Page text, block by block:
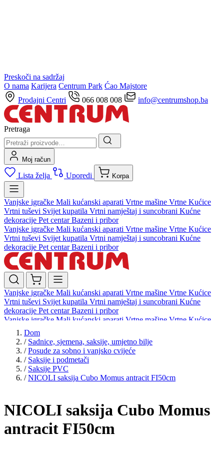
Preskoči na sadržaj
O nama Karijera Centrum Park Ćao Majstore
Prodajni Centri
066 008 008 info@centrumshop.ba
Pretraga
Moj račun
Lista želja Uporedi Korpa
Vanjske igračke Mali kućanski aparati Vrtne mašine Vrtne Kućice
Vrtni tuševi Svijet kupatila Vrtni namještaj i suncobrani Kućne
dekoracije Pet centarBazeni i pribor
Vanjske igračke Mali kućanski aparati Vrtne mašine Vrtne Kućice
Vrtni tuševi Svijet kupatila Vrtni namještaj i suncobrani Kućne
dekoracije Pet centarBazeni i pribor
Vanjske igračke Mali kućanski aparati Vrtne mašine Vrtne Kućice
Vrtni tuševi Svijet kupatila Vrtni namještaj i suncobrani Kućne
dekoracije Pet centarBazeni i pribor
Vanjske igračke Mali kućanski aparati Vrtne mašine Vrtne Kućice
Vrtni tuševi
dekoracijePet centar Bazeni i pribor
Dom
/ Sadnice, sjemena, saksije, umjetno bilje
/ Posude za sobno i vanjsko cvijeće
/ Saksije i podmetači
/ Saksije PVC
/ NICOLI saksija Cubo Momus antracit FI50cm
NICOLI saksija Cubo Momus
antracit FI50cm